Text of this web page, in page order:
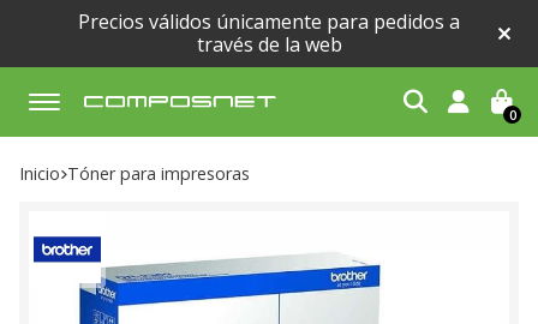
Precios válidos únicamente para pedidos a
través de la web
Buscar 0
Inicio tóner para impresoras